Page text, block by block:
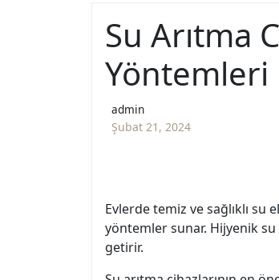
Su Arıtma
Yöntemleri
admin
Şubat 21, 2024
Evlerde temiz ve sağlıklı
yöntemler sunar. Hijyenik su
getirir.